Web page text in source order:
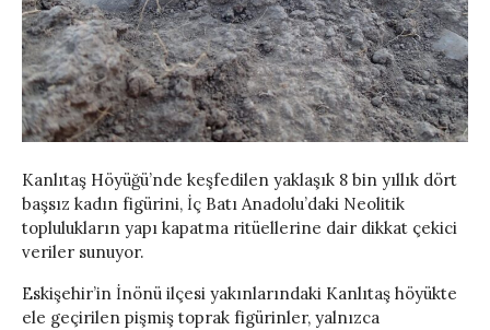
Kanlıtaş Höyüğü’nde keşfedilen yaklaşık 8 bin yıllık dört
başsız kadın figürini, İç Batı Anadolu’daki Neolitik
toplulukların yapı kapatma ritüellerine dair dikkat çekici
veriler sunuyor.
Eskişehir’in İnönü ilçesi yakınlarındaki Kanlıtaş höyükte
ele geçirilen pişmiş toprak figürinler, yalnızca